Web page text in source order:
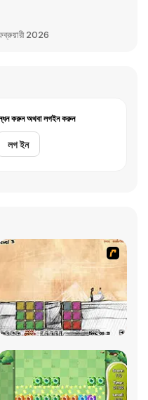
2026
করুন অথবা লগইন করুন
লগ ইন